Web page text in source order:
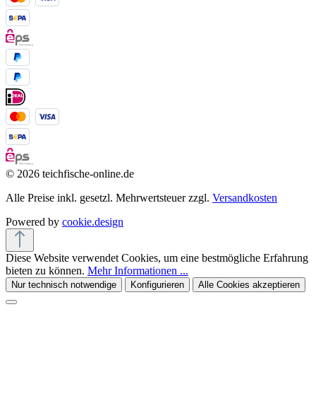
© 2026 teichfische-online.de
Alle Preise inkl. gesetzl. Mehrwertsteuer zzgl. Versandkosten
Powered by cookie.design
Diese Website verwendet Cookies, um eine bestmögliche Erfahrung
bieten zu können. Mehr Informationen ...
Nur technisch notwendige Konfigurieren Alle Cookies akzeptieren